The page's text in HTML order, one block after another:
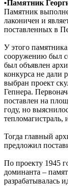
•Памятник
Памятник
лаконичен и
поставленных в
У этого
сооружению был
был объявлен
конкурса не дали
выбран проект
Гепнера.
поставлен на
году, но
тепломагистраль,
Тогда главный
предложил
По проекту 1945
доминанта –
разрабатывалась